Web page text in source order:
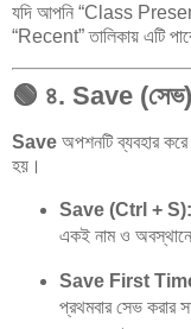
যদি আপনি “Class
“Recent” তালিকায় এটি
🟢 ৪. Save (সেভ)
Save অপশনটি ব্যবহার করে
হয়।
Save (Ctrl + S):
একই নাম ও অবস্থানে
Save First
প্রথমবার সেভ করার